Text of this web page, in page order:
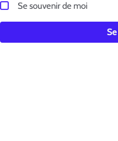
Se souvenir de moi